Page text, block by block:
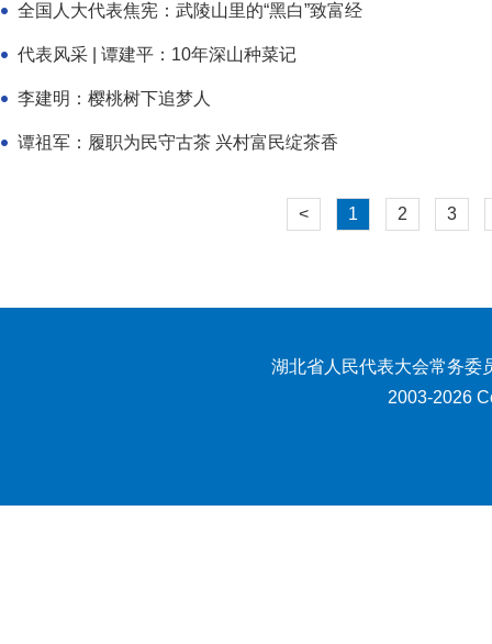
全国人大代表焦宪：武陵山里的“黑白”致富经
​代表风采 | 谭建平：10年深山种菜记
李建明：樱桃树下追梦人
谭祖军：履职为民守古茶 兴村富民绽茶香
< 1 2 3
湖北省人民代表大会常务委
2003-2026